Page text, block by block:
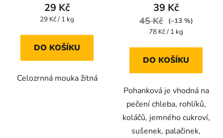
29 Kč
Měrná
29 Kč / 1 kg
DO KOŠÍKU
Celozrnná mouka žitná
39 Kč
45 Kč
(–13 %)
Měrná
78 Kč / 1 kg
DO KOŠÍKU
Pohanková je vhodná na
pečení chleba, rohlíků,
koláčů, jemného cukroví,
sušenek, palačinek,